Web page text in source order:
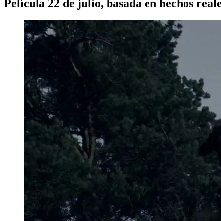
Película 22 de julio, basada en hechos